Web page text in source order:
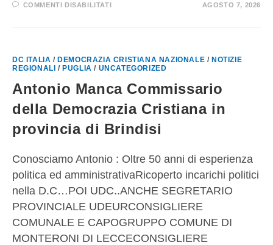
COMMENTI DISABILITATI AGOSTO 7, 2026
DC ITALIA / DEMOCRAZIA CRISTIANA NAZIONALE / NOTIZIE
REGIONALI / PUGLIA / UNCATEGORIZED
Antonio Manca Commissario
della Democrazia Cristiana in
provincia di Brindisi
Conosciamo Antonio : Oltre 50 anni di esperienza
politica ed amministrativaRicoperto incarichi politici
nella D.C…POI UDC..ANCHE SEGRETARIO
PROVINCIALE UDEURCONSIGLIERE
COMUNALE E CAPOGRUPPO COMUNE DI
MONTERONI DI LECCECONSIGLIERE